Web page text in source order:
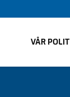
VÅR